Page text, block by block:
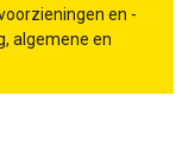
en -
algemene en